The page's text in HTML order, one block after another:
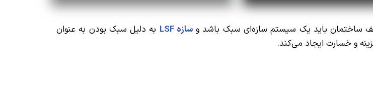
ساختمان باید یک سیستم سازه‌ای سبک باشد وسازه
به دلیل سبک بودن به عنوان
و خسارت ایجاد می‌کند.